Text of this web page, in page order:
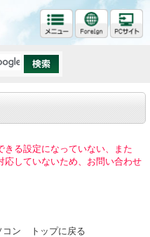
きる設定になっていない、また
応していないため、お問い合わせ
コン トップに戻る